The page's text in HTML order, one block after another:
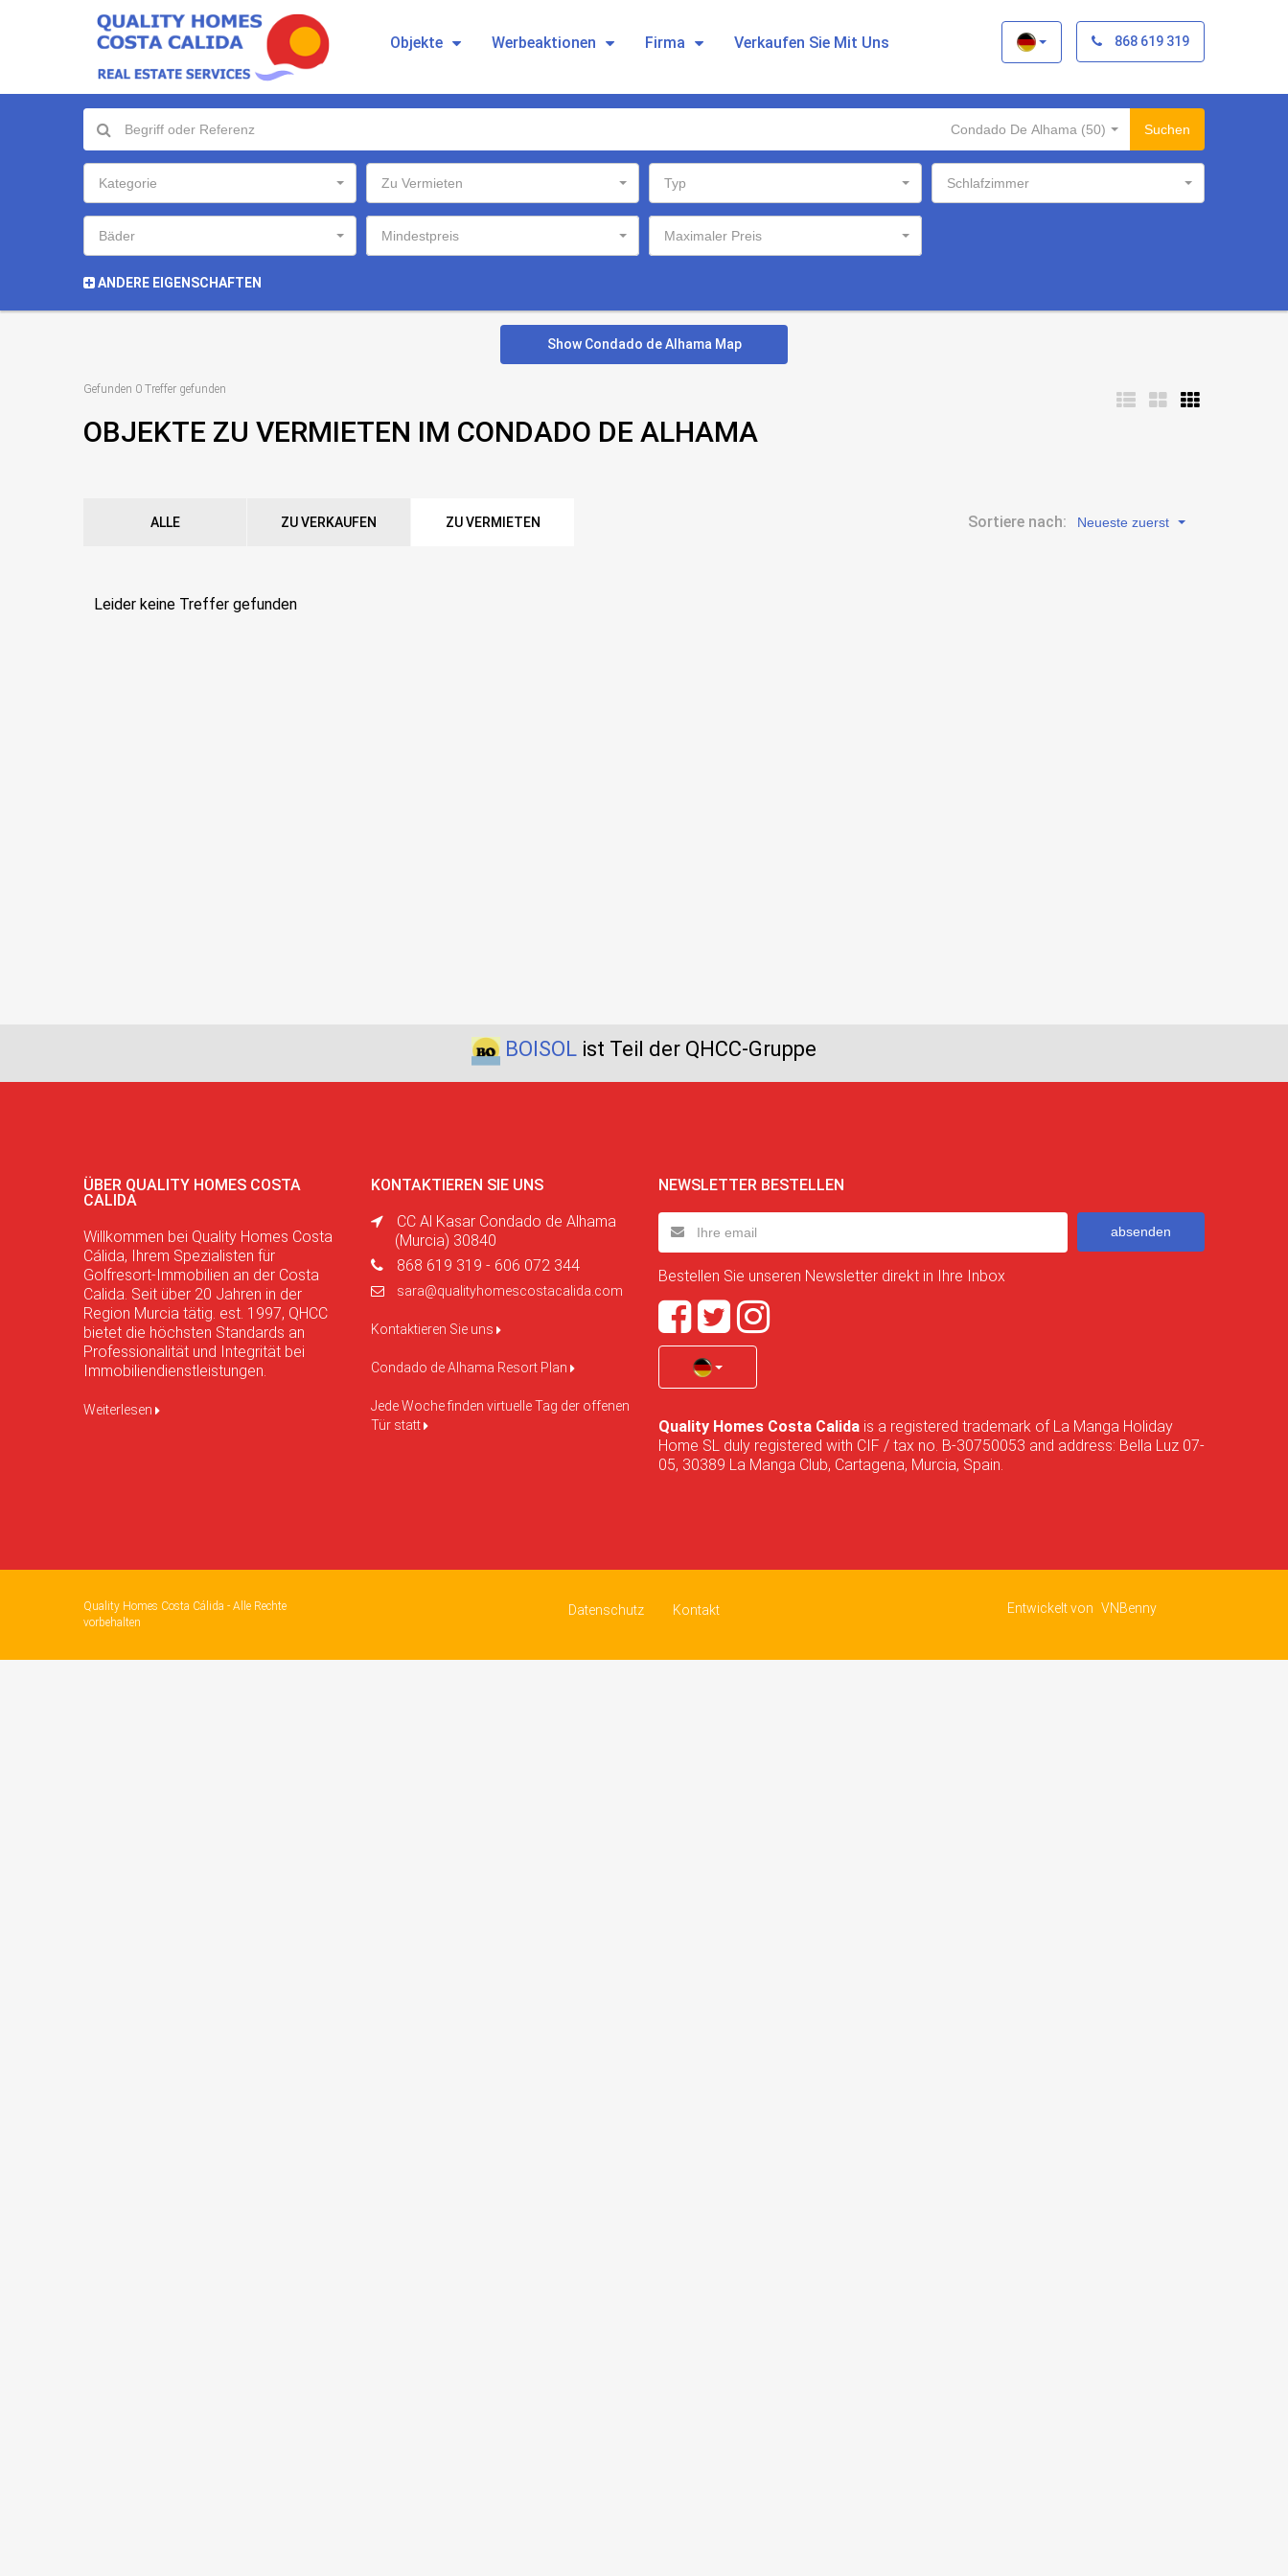
Objekte Werbeaktionen Firma Verkaufen Sie Mit Uns 868 619 319
Condado De Alhama (50) Suchen
Kategorie Zu Vermieten Typ Schlafzimmer
Bäder Mindestpreis Maximaler Preis
ANDERE EIGENSCHAFTEN
Show Condado de Alhama Map
Gefunden 0 Treffer gefunden
OBJEKTE ZU VERMIETEN IM CONDADO DE ALHAMA
ALLE ZU VERKAUFEN ZU VERMIETEN Sortiere nach: Neueste zuerst
Leider keine Treffer gefunden
BOISOL ist Teil der QHCC-Gruppe
ÜBER QUALITY HOMES COSTA
CALIDA
Willkommen bei Quality Homes Costa
Cálida, Ihrem Spezialisten für
Golfresort-Immobilien an der Costa
Calida. Seit über 20 Jahren in der
Region Murcia tätig. est. 1997, QHCC
bietet die höchsten Standards an
Professionalität und Integrität bei
Immobiliendienstleistungen.
Weiterlesen
KONTAKTIEREN SIE UNS
CC Al Kasar Condado de Alhama
(Murcia) 30840
868 619 319 - 606 072 344
sara@qualityhomescostacalida.com
Kontaktieren Sie uns
Condado de Alhama Resort Plan
Jede Woche finden virtuelle Tag der offenen
Tür statt
NEWSLETTER BESTELLEN
absenden
Bestellen Sie unseren Newsletter direkt in Ihre Inbox
Quality Homes Costa Calida is a registered trademark of La Manga Holiday
Home SL duly registered with CIF / tax no. B-30750053 and address: Bella Luz 07-
05, 30389 La Manga Club, Cartagena, Murcia, Spain.
Quality Homes Costa Cálida - Alle Rechte
vorbehalten
Datenschutz Kontakt Entwickelt von VNBenny